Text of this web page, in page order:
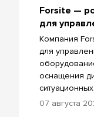
Forsite —
для
Компания
для
оснащения
07 августа